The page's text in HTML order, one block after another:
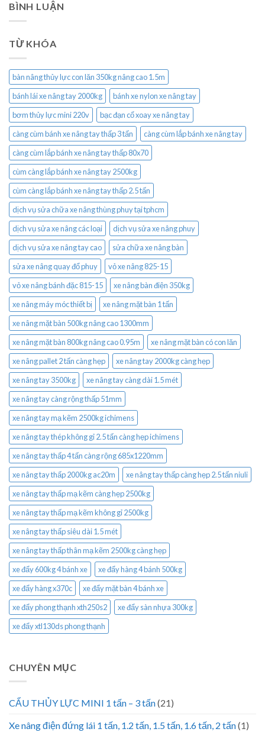
BÌNH LUẬN
TỪ KHÓA
bàn nâng thủy lực con lăn 350kg nâng cao 1.5m
bánh lái xe nâng tay 2000kg
bánh xe nylon xe nâng tay
bơm thủy lực mini 220v
bạc đạn cổ xoay xe nâng tay
càng cùm bánh xe nâng tay thấp 3 tấn
càng cùm lắp bánh xe nâng tay
càng cùm lắp bánh xe nâng tay thấp 80x70
cùm càng lắp bánh xe nâng tay 2500kg
cùm càng lắp bánh xe nâng tay thấp 2.5 tấn
dịch vụ sửa chữa xe nâng thùng phuy tại tphcm
dịch vụ sửa xe nâng các loại
dịch vụ sửa xe nâng phuy
dịch vụ sửa xe nâng tay cao
sửa chữa xe nâng bàn
sửa xe nâng quay đổ phuy
vỏ xe nâng 825-15
vỏ xe nâng bánh đặc 815-15
xe nâng bàn điện 350kg
xe nâng máy móc thiết bị
xe nâng mặt bàn 1 tấn
xe nâng mặt bàn 500kg nâng cao 1300mm
xe nâng mặt bàn 800kg nâng cao 0.95m
xe nâng mặt bàn có con lăn
xe nâng pallet 2 tấn càng hẹp
xe nâng tay 2000kg càng hẹp
xe nâng tay 3500kg
xe nâng tay càng dài 1.5 mét
xe nâng tay càng rộng thấp 51mm
xe nâng tay mạ kẽm 2500kg ichimens
xe nâng tay thép không gỉ 2.5 tấn càng hẹp ichimens
xe nâng tay thấp 4 tấn càng rộng 685x1220mm
xe nâng tay thấp 2000kg ac20m
xe nâng tay thấp càng hẹp 2.5 tấn niuli
xe nâng tay thấp mạ kẽm càng hẹp 2500kg
xe nâng tay thấp mạ kẽm không gỉ 2500kg
xe nâng tay thấp siêu dài 1.5 mét
xe nâng tay thấp thân mạ kẽm 2500kg càng hẹp
xe đẩy 600kg 4 bánh xe
xe đẩy hàng 4 bánh 500kg
xe đẩy hàng x370c
xe đẩy mặt bàn 4 bánh xe
xe đẩy phong thạnh xth250s2
xe đẩy sàn nhựa 300kg
xe đẩy xtl130ds phong thạnh
CHUYÊN MỤC
CẨU THỦY LỰC MINI 1 tấn – 3 tấn(21)
Xe nâng điện đứng lái 1 tấn, 1.2 tấn, 1.5 tấn, 1.6 tấn, 2 tấn(1)